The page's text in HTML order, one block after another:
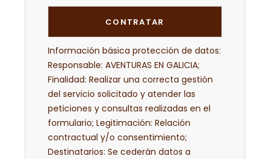
Información básica protección de datos:
Responsable: AVENTURAS EN GALICIA;
Finalidad: Realizar una correcta gestión
del servicio solicitado y atender las
peticiones y consultas realizadas en el
formulario; Legitimación: Relación
contractual y/o consentimiento;
Destinatarios: Se cederán datos a